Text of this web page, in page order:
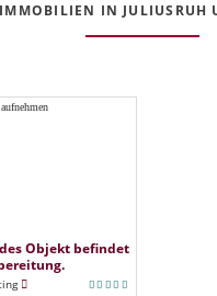
IN JULIUSRUH
Objekt befindet